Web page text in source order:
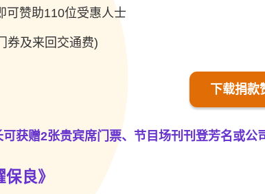
可赞助110位受惠人士
券及来回交通费)
下载捐
获赠2张贵宾席门票、节目场刊刊登芳名或公
良》